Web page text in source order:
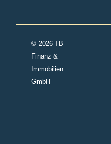
© 2026 TB
Finanz &
Immobilien
GmbH